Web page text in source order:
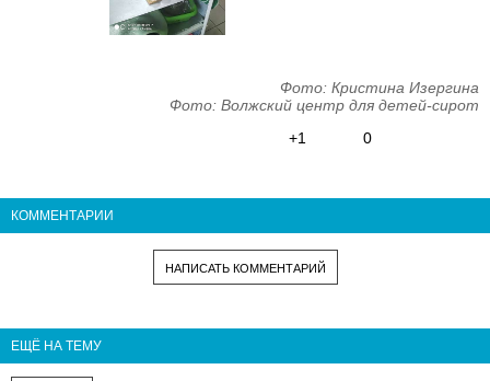
Фото: Кристина Изергина
Фото: Волжский центр для детей-сирот
+1
0
КОММЕНТАРИИ
НАПИСАТЬ КОММЕНТАРИЙ
ЕЩЁ НА ТЕМУ